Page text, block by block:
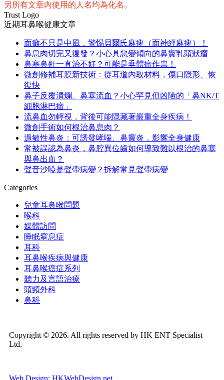
另所有文章內使用的人名均為化名。
Trust Logo
近期耳鼻喉健康文章
面癱不只是中風，警惕貝爾氏麻痺（面神經麻痺）！
鼻息肉切完又復發？小心具惡變傾向的鼻竇乳頭狀瘤
鼻塞鼻鼾一直治不好？可能是垂體瘤作祟！
微創修補耳膜新技術：從耳道內取材料，傷口隱形、恢
復快
鼻子反覆潰爛、鼻塞流血？小心罕見但凶險的「鼻NK/T
細胞淋巴瘤」
流鼻血勿輕視，背後可能隱藏著嚴重全身疾病！
微創手術如何根治鼻息肉？
過敏性鼻炎：可誘發哮喘、鼻竇炎，影響全身健康
常被誤認為鼻炎，鼻腔異位齒如何導致難以根治的鼻塞
與鼻出血？
聲音沙啞是聲帶病變？拆解常見聲帶病變
Categories
兒童耳鼻喉問題
喉科
媒體訪問
睡眠窒息症
耳科
耳鼻喉疾病與健康
耳鼻喉癌症系列
聽力及言語治療
頭頸外科
鼻科
Copyright © 2026. All rights reserved by HK ENT Specialist
Ltd.
Web Design: HKWebDesign.net